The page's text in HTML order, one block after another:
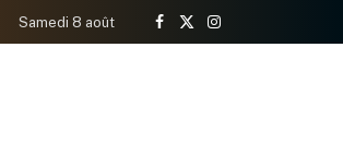
Samedi 8 août
Facebook
X
Instagram